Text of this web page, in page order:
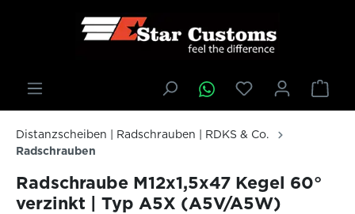
springen
Distanzscheiben | Radschrauben | RDKS & Co.
Radschrauben
Radschraube M12x1,5x47 Kegel 60°
verzinkt | Typ A5X (A5V/A5W)